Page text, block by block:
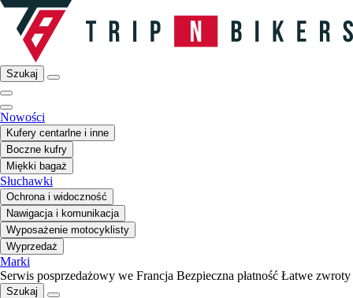
Szukaj
Nowości
Kufery centarlne i inne
Boczne kufry
Miękki bagaż
Słuchawki
Ochrona i widoczność
Nawigacja i komunikacja
Wyposażenie motocyklisty
Wyprzedaż
Marki
Serwis posprzedażowy we Francja Bezpieczna płatność Łatwe zwroty
Szukaj